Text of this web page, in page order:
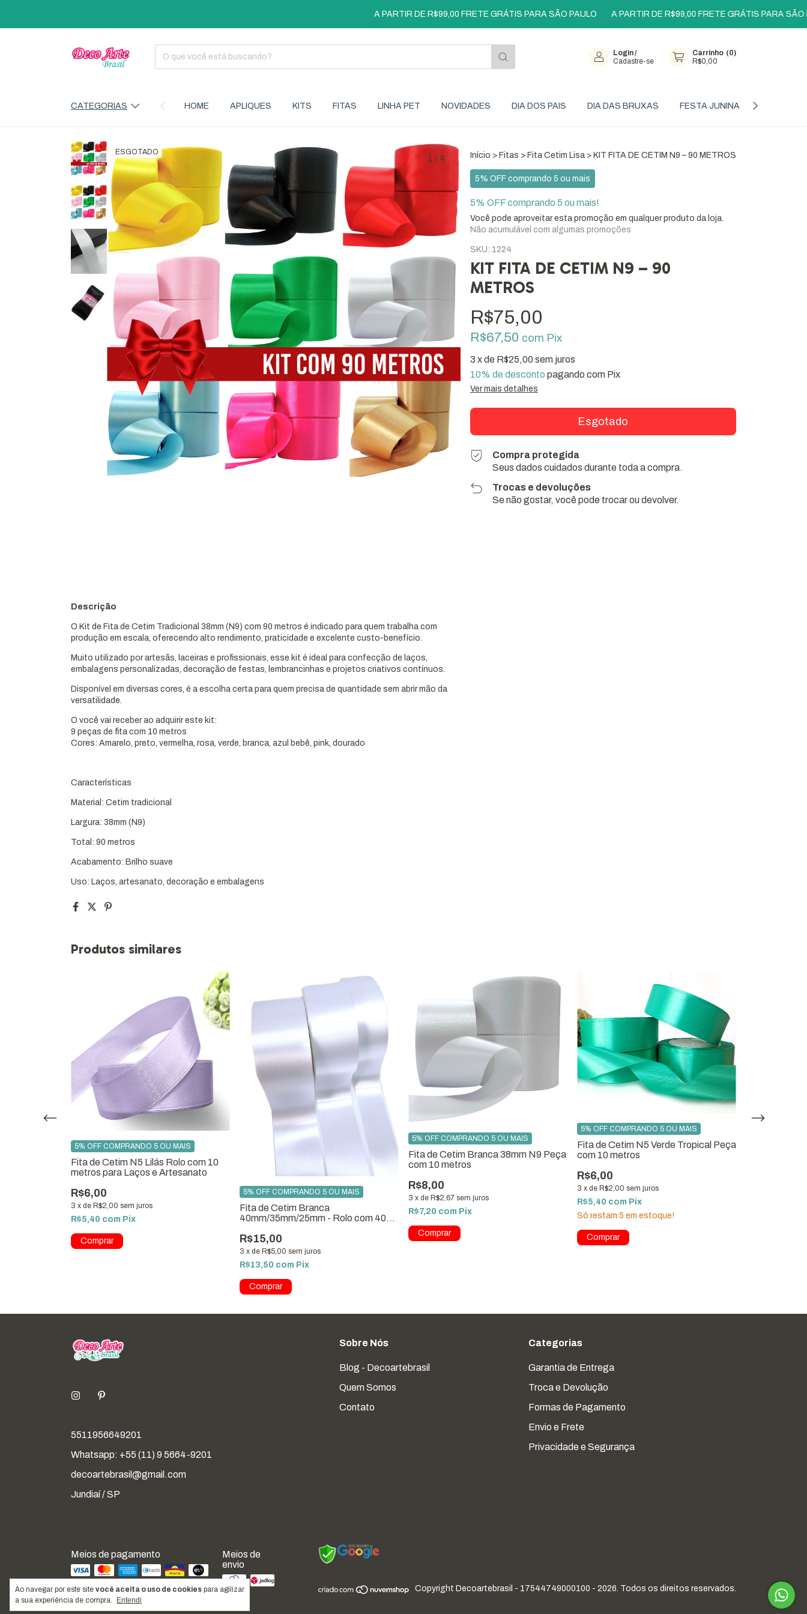
A PARTIR DE R$99,00 FRETE GRÁTIS PARA SÃO PAULO A PARTIR DE R$99,00 FRETE GRÁTIS PARA SÃO
Login/
Cadastre-se
Carrinho (0)
R$0,00
CATEGORIAS HOME APLIQUES KITS FITAS LINHA PET NOVIDADES DIA DOS PAIS DIA DAS BRUXAS FESTA JUNINA
Ao navegar por este site você aceita o uso de cookies para agilizar
a sua experiência de compra.
Entendi
ESGOTADO
1 / 4 Início > Fitas > Fita Cetim Lisa > KIT FITA DE CETIM N9 – 90 METROS
5% OFF comprando 5 ou mais
5% OFF comprando 5 ou mais!
Você pode aproveitar esta promoção em qualquer produto da loja.
Não acumulável com algumas promoções
SKU: 1224
KIT FITA DE CETIM N9 – 90
METROS
R$75,00
R$67,50 com Pix
3 x de R$25,00 sem juros
10% de desconto pagando com Pix
Ver mais detalhes
Compra protegida
Seus dados cuidados durante toda a compra.
Trocas e devoluções
Se não gostar, você pode trocar ou devolver.
Descrição
O Kit de Fita de Cetim Tradicional 38mm (N9) com 90 metros é indicado para quem trabalha com
produção em escala, oferecendo alto rendimento, praticidade e excelente custo-benefício.
Muito utilizado por artesãs, laceiras e profissionais, esse kit é ideal para confecção de laços,
embalagens personalizadas, decoração de festas, lembrancinhas e projetos criativos contínuos.
Disponível em diversas cores, é a escolha certa para quem precisa de quantidade sem abrir mão da
versatilidade.
O você vai receber ao adquirir este kit:
9 peças de fita com 10 metros
Cores: Amarelo, preto, vermelha, rosa, verde, branca, azul bebê, pink, dourado
Características
Material: Cetim tradicional
Largura: 38mm (N9)
Total: 90 metros
Acabamento: Brilho suave
Uso: Laços, artesanato, decoração e embalagens
Produtos similares
Fita de Cetim N5 Lilás Rolo com 10
metros para Laços e Artesanato
R$6,00
3 x de R$2,00 sem juros
5% OFF COMPRANDO 5 OU MAIS
R$5,40 com Pix
Fita de Cetim Branca
40mm/35mm/25mm - Rolo com 40
R$15,00
3 x de R$5,00 sem juros
5% OFF COMPRANDO 5 OU MAIS
R$13,50 com Pix
Comprar
Fita de Cetim Branca 38mm N9 Peça
com 10 metros
R$8,00
3 x de R$2,67 sem juros
5% OFF COMPRANDO 5 OU MAIS
R$7,20 com Pix
Fita de Cetim N5 Verde Tropical Peça
com 10 metros
R$6,00
3 x de R$2,00 sem juros
5% OFF COMPRANDO 5 OU MAIS
R$5,40 com Pix
Só restam 5 em estoque!
5511956649201
Whatsapp: +55 (11) 9 5664-9201
decoartebrasil@gmail.com
Jundiaí / SP
Sobre Nós
Blog - Decoartebrasil
Quem Somos
Contato
Categorias
Garantia de Entrega
Troca e Devolução
Formas de Pagamento
Envio e Frete
Privacidade e Segurança
Meios de pagamento
Meios de
envio
Copyright Decoartebrasil - 17544749000100 - 2026. Todos os direitos reservados.